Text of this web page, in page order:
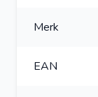
Merk
EAN